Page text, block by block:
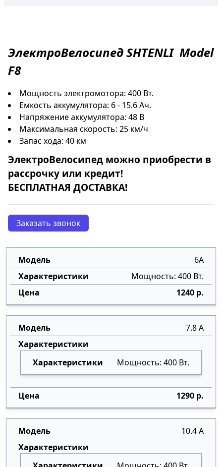
ЭлектроВелосипедSHTENLI Model
F8
Мощность электромотора: 400 Вт.
Емкость аккумулятора: 6 - 15.6 Ач.
Напряжение аккумулятора: 48 В
Максимальная скорость: 25 км/ч
Запас хода: 40 км
ЭлектроВелосипед можно приобрести в
рассрочку или кредит!
БЕСПЛАТНАЯ ДОСТАВКА!
Заказать звонок
6А
Мощность: 400 Вт.
1240 р.
7.8 А
Мощность: 400 Вт.
1290 р.
10.4 А